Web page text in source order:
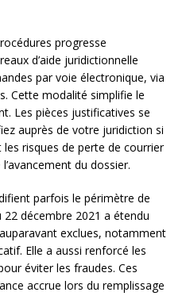
progresse
d’aide juridictionnelle
par voie électronique, via
Cette modalité simplifie le
Les pièces justificatives se
auprès de votre juridiction si
risques de perte de courrier
du dossier.
parfois le périmètre de
22 décembre 2021 a étendu
exclues, notamment
Elle a aussi renforcé les
éviter les fraudes. Ces
accrue lors du remplissage